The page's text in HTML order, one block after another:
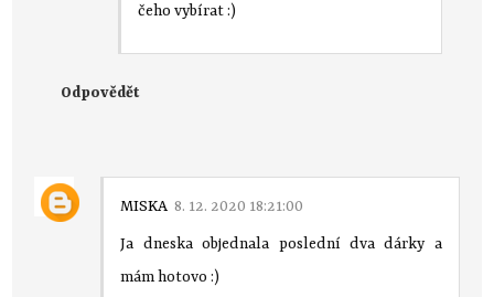
čeho vybírat :)
Odpovědět
MISKA 8. 12. 2020 18:21:00
Ja dneska objednala poslední dva dárky a
mám hotovo :)